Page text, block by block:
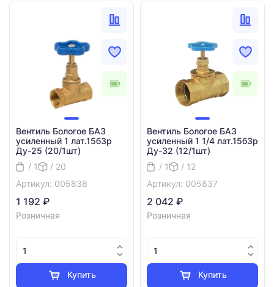
Вентиль Бологое БАЗ
усиленный 1 лат.15б3р
Ду-25 (20/1шт)
/ 1
/ 20
Артикул: 005838
1 192 ₽
Розничная
Купить
Вентиль Бологое БАЗ
усиленный 1 1/4 лат.15б3р
Ду-32 (12/1шт)
/ 1
/ 12
Артикул: 005837
2 042 ₽
Розничная
Купить